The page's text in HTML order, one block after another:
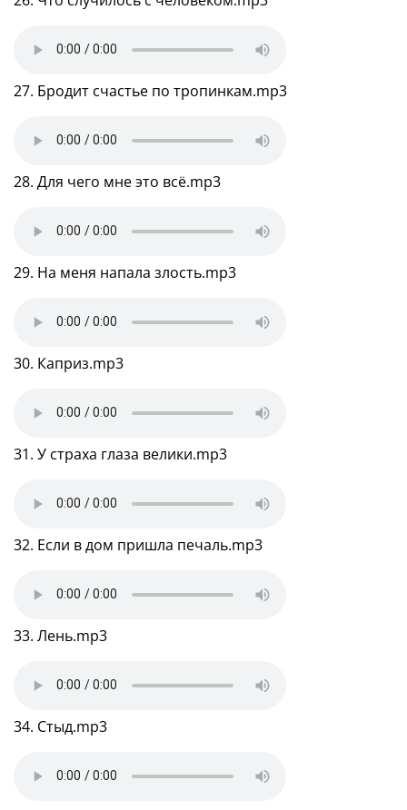
27. Бродит счастье по тропинкам.mp3
28. Для чего мне это всё.mp3
29. На меня напала злость.mp3
30. Каприз.mp3
31. У страха глаза велики.mp3
32. Если в дом пришла печаль.mp3
33. Лень.mp3
34. Стыд.mp3